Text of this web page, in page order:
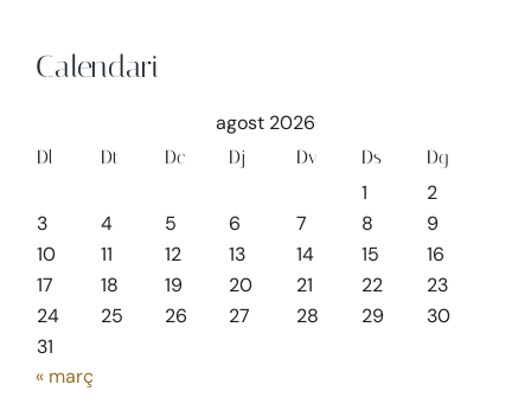
Calendari
agost 2026
Dl Dt Dc Dj Dv Ds Dg
1
2
3
4 5 6 7 8
9
10
11 12 13 14 15
16
17
18 19 20 21 22
23
24
25 26 27 28 29
30
31
« març